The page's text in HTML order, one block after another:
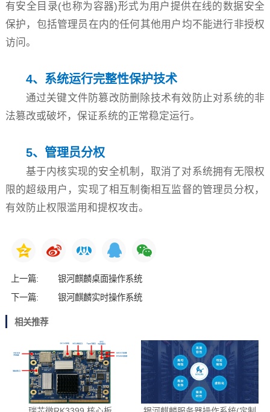
有安全目录(也称为容器)形式为用户提供在线的数据安全
保护，包括管理员在内的任何其他用户均不能进行非授权
访问。
4、系统运行完整性保护技术
通过关键文件防篡改防删除技术有效防止对系统的非
法篡改或破坏，保证系统的正常稳定运行。
5、管理员分权
基于内核实现的安全机制，取消了对系统拥有无限权
限的超级用户，实现了相互制衡相互监督的管理员分权，
有效防止权限滥用和提权攻击。
上一篇:
银河麒麟桌面操作系统
下一篇:
银河麒麟实时操作系统
相关推荐